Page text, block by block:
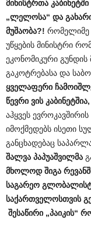
მინისტრთა
„ლელოსა“ და
მუშაობა?! რომელიმე
უწყების მინისტრი
ეკონომიკური გუნდის
გაკოტრებასა და
ყველაფერი
წევრი ვის კაბინეტშია,
აჰყვეს
იმოქმედებს ისეთი
განცხადებაც
შალვა პაპუაშვილმა
მხოლოდ შიგა
საგარეო
საქართველოსთვის
შესაწირი „პაიკის“